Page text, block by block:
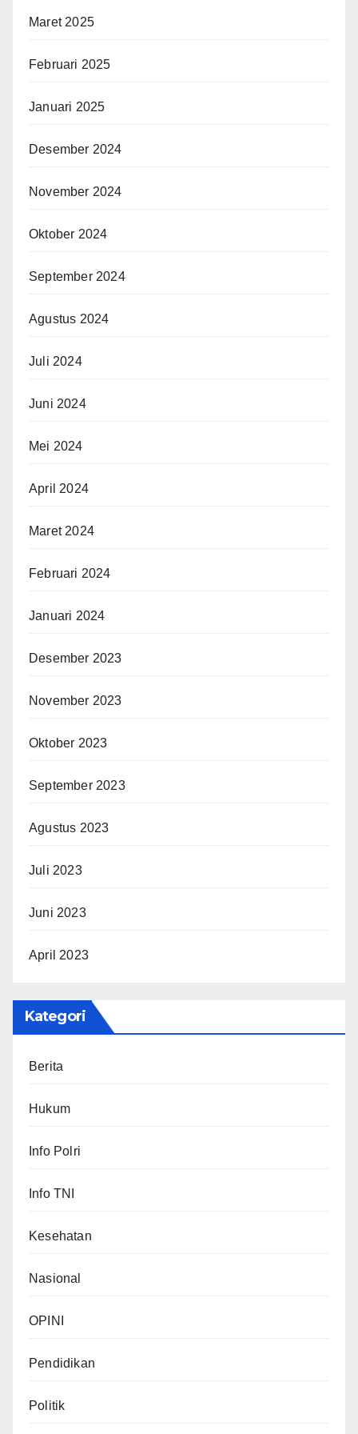
Maret 2025
Februari 2025
Januari 2025
Desember 2024
November 2024
Oktober 2024
September 2024
Agustus 2024
Juli 2024
Juni 2024
Mei 2024
April 2024
Maret 2024
Februari 2024
Januari 2024
Desember 2023
November 2023
Oktober 2023
September 2023
Agustus 2023
Juli 2023
Juni 2023
April 2023
Kategori
Berita
Hukum
Info Polri
Info TNI
Kesehatan
Nasional
OPINI
Pendidikan
Politik